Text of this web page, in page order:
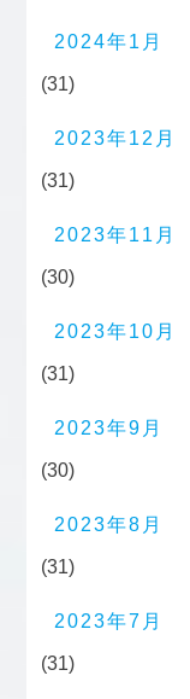
2024年1月
(31)
2023年12月
(31)
2023年11月
(30)
2023年10月
(31)
2023年9月
(30)
2023年8月
(31)
2023年7月
(31)